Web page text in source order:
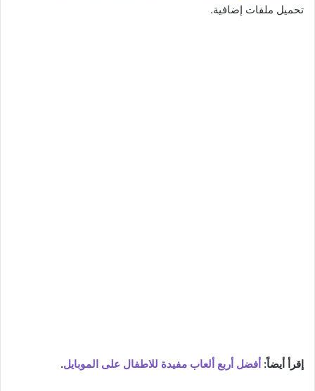
تحميل ملفات إضافية.
إقرأ أيضاً: أفضل أربع ألعاب مفيدة للاطفال على الموبايل.